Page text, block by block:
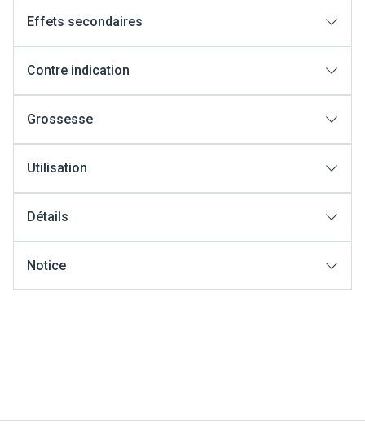
Effets secondaires
Contre indication
Grossesse
Utilisation
Détails
Notice